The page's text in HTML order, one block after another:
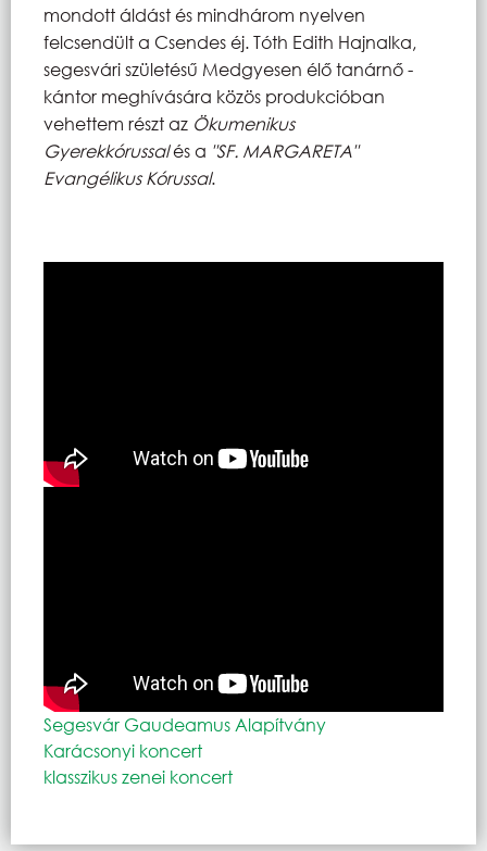
mondott áldást és mindhárom nyelven
felcsendült a Csendes éj. Tóth Edith Hajnalka,
segesvári születésű Medgyesen élő tanárnő -
kántor meghívására közös produkcióban
vehettem részt az Ökumenikus
Gyerekkórussalés a "SF. MARGARETA"
Evangélikus Kórussal.
Segesvár Gaudeamus Alapítvány
Karácsonyi koncert
klasszikus zenei koncert